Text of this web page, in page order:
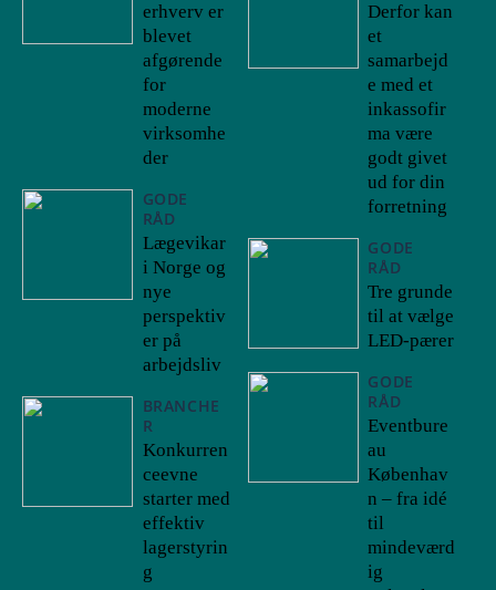
erhverv er
blevet
afgørende
for
moderne
virksomhe
der
GODE
RÅD
Lægevikar
i Norge og
nye
perspektiv
er på
arbejdsliv
BRANCHE
R
Konkurren
ceevne
starter med
effektiv
lagerstyrin
g
Derfor kan
et
samarbejd
e med et
inkassofir
ma være
godt givet
ud for din
forretning
GODE
RÅD
Tre grunde
til at vælge
LED-pærer
GODE
RÅD
Eventbure
au
Københav
n – fra idé
til
mindeværd
ig